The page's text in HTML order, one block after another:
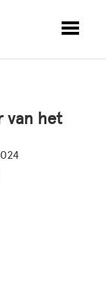
van het